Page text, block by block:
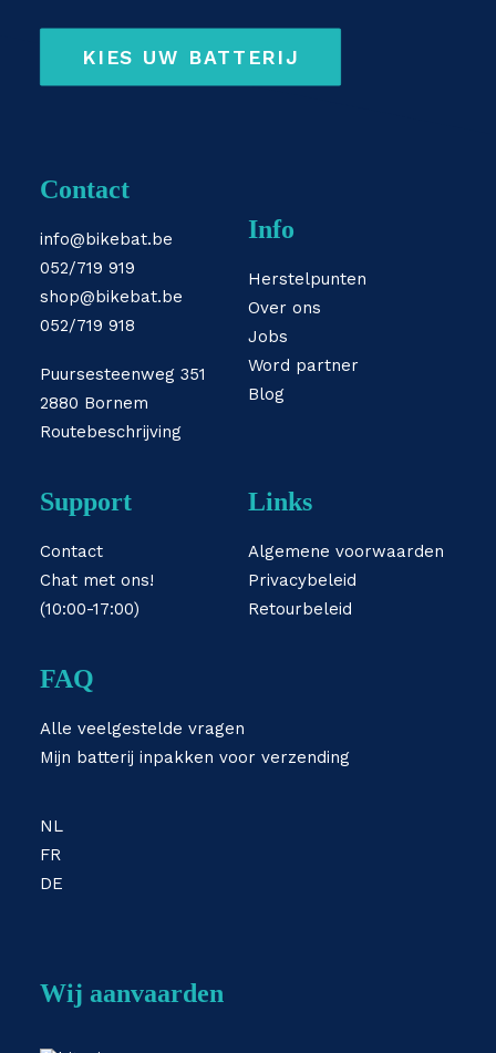
KIES UW BATTERIJ
Contact
info@bikebat.be
052/719 919
shop@bikebat.be
052/719 918
Puursesteenweg 351
2880 Bornem
Routebeschrijving
Info
Herstelpunten
Over ons
Jobs
Word partner
Blog
Support
Contact
Chat met ons!
(10:00-17:00)
Links
Algemene voorwaarden
Privacybeleid
Retourbeleid
FAQ
Alle veelgestelde vragen
Mijn batterij inpakken voor verzending
NL
FR
DE
Wij aanvaarden